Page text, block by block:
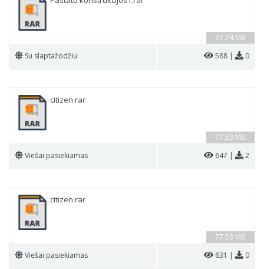
27.74 MB
Su slaptažodžiu 588 | 0
77.53 MB
citizen.rar
Viešai pasiekiamas 647 | 2
77.53 MB
citizen.rar
Viešai pasiekiamas 631 | 0